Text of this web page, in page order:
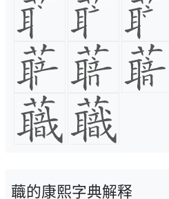
蘵的康熙字典解释